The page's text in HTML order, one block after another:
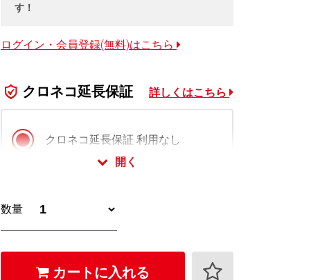
す！
ログイン・会員登録(無料)はこちら
クロネコ延長保証 詳しくはこちら
クロネコ延長保証 利用なし
クロネコ延長保証 プレミアム版
開く
数量
カートに入れる